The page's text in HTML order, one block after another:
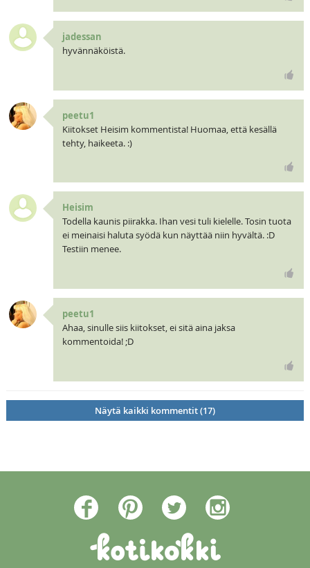
jadessan
hyvännäköistä.
peetu1
Kiitokset Heisim kommentista! Huomaa, että kesällä
tehty, haikeeta. :)
Heisim
Todella kaunis piirakka. Ihan vesi tuli kielelle. Tosin tuota
ei meinaisi haluta syödä kun näyttää niin hyvältä. :D
Testiin menee.
peetu1
Ahaa, sinulle siis kiitokset, ei sitä aina jaksa
kommentoida! ;D
Näytä kaikki kommentit (17)